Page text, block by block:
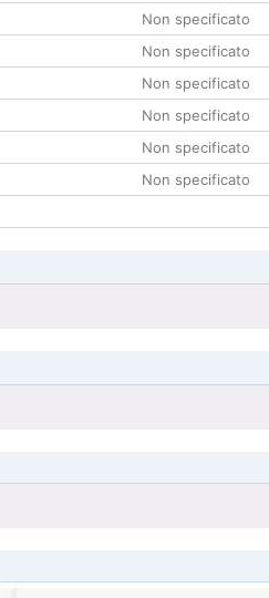
Non specificato
Non specificato
Non specificato
Non specificato
Non specificato
Non specificato